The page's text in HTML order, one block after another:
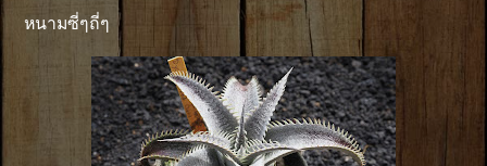
หนามซี่ๆถี่ๆ